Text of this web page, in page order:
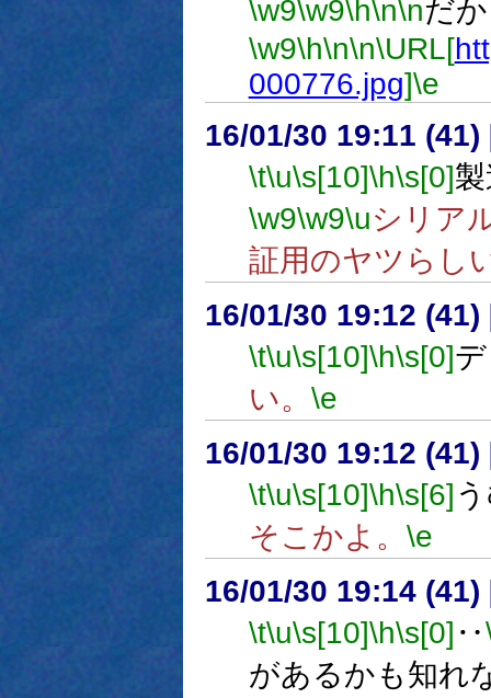
\w9\w9\h\n\nだ
\w9\h\n\n\URL[
000776.jpg]\e
16/01/30 19:11 (41)
\t\u\s[10]\h\s[0]
\w9\w9\uシリア
証用のヤツらし
16/01/30 19:12 (41)
\t\u\s[10]\h\s[0]
い。 \e
16/01/30 19:12 (41)
\t\u\s[10]\h\s[6]
そこかよ。 \e
16/01/30 19:14 (41)
\t\u\s[10]\h\s[0] ‥
があるかも知れ